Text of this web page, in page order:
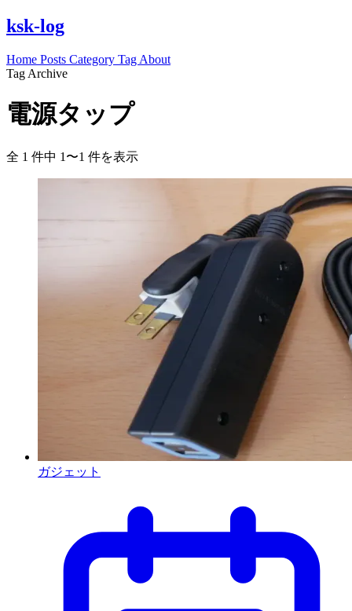
ksk-log
Home Posts Category Tag About
Tag Archive
電源タップ
全 1 件中 1〜1 件を表示
ガジェット